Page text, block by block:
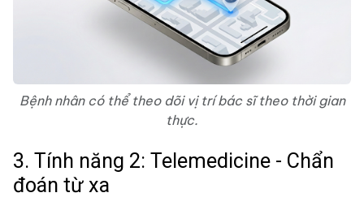
Bệnh nhân có thể theo dõi vị trí bác sĩ theo thời gian
thực.
3. Tính năng 2: Telemedicine - Chẩn
đoán từ xa